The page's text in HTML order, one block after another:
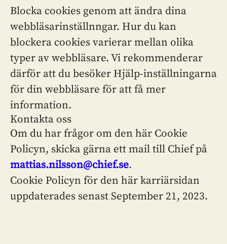
Blocka cookies genom att ändra dina
webbläsarinställnngar. Hur du kan
blockera cookies varierar mellan olika
typer av webbläsare. Vi rekommenderar
därför att du besöker Hjälp-inställningarna
för din webbläsare för att få mer
information.
Kontakta oss
Om du har frågor om den här Cookie
Policyn, skicka gärna ett mail till Chief på
mattias.nilsson@chief.se.
Cookie Policyn för den här karriärsidan
uppdaterades senast September 21, 2023.